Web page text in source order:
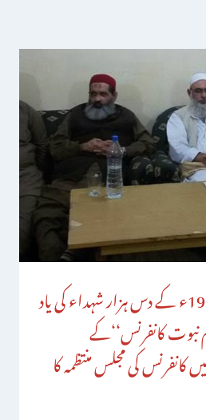
تحریک ختم نبوت 1953ء کے دس ہزار شہداء کی یاد
نبوت کانفرنس‘‘کے
کانفرنس کی مجلس منتظمہ کا